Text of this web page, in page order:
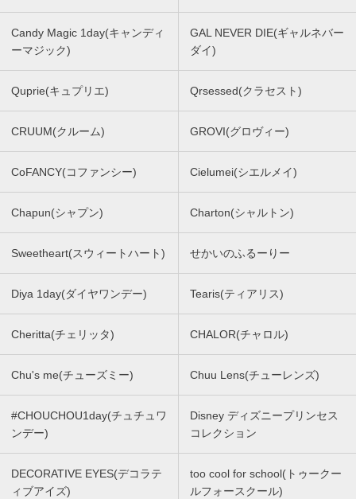
Candy Magic 1day(キャンディ
ーマジック)
GAL NEVER DIE(ギャルネバー
ダイ)
Quprie(キュプリエ) Qrsessed(クラセスト)
CRUUM(クルーム) GROVI(グロヴィー)
CoFANCY(コファンシー) Cielumei(シエルメイ)
Chapun(シャプン) Charton(シャルトン)
Sweetheart(スウィートハート) せかいのふるーりー
Diya 1day(ダイヤワンデー) Tearis(ティアリス)
Cheritta(チェリッタ) CHALOR(チャロル)
Chu's me(チューズミー) Chuu Lens(チューレンズ)
#CHOUCHOU1day(チュチュワ
ンデー)
Disney ディズニープリンセス
コレクション
DECORATIVE EYES(デコラテ
ィブアイズ)
too cool for school(トゥークー
ルフォースクール)